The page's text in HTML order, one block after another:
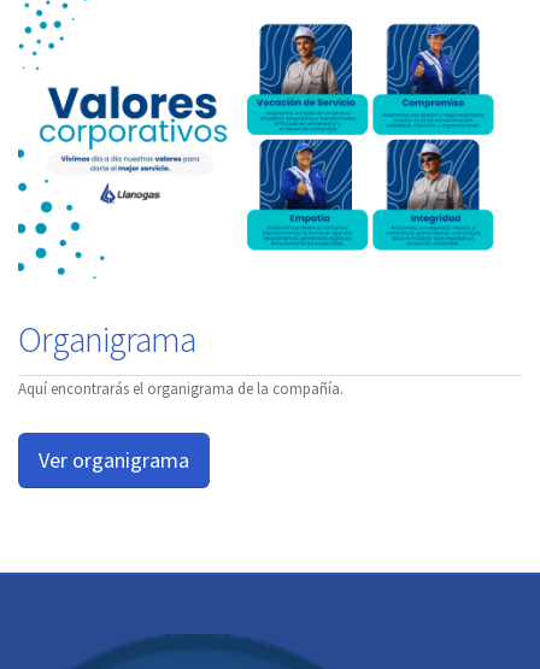
Organigrama
Aquí encontrarás el organigrama de la compañía.
Ver organigrama